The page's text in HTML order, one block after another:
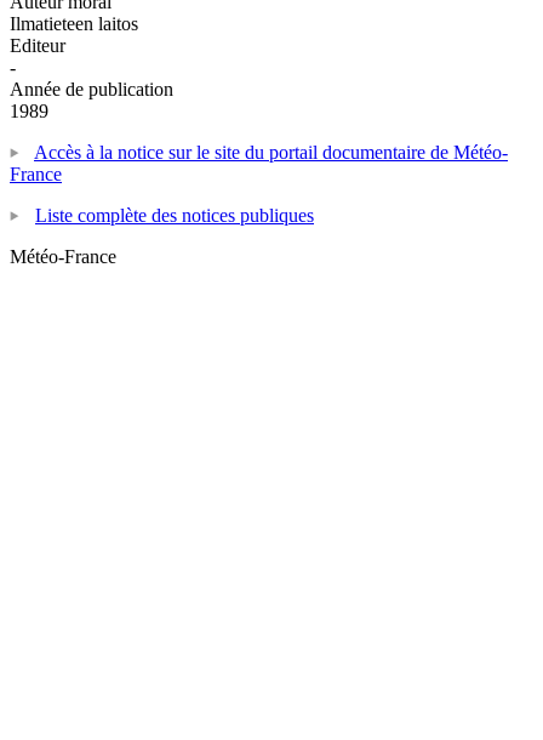
Ilmatieteen laitos
Editeur
-
Année de publication
1989
Accès à la notice sur le site du portail documentaire de Météo-
France
Liste complète des notices publiques
Météo-France